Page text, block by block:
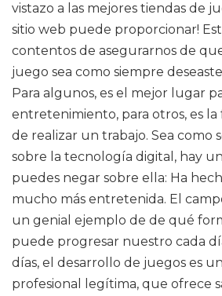
vistazo a las mejores tiendas de
sitio web puede proporcionar!
contentos de asegurarnos de
juego sea como siempre
Para algunos, es el mejor lugar
entretenimiento, para otros, es la
de realizar un trabajo. Sea como
sobre la tecnología digital, hay
puedes negar sobre ella: Ha
mucho más entretenida. El
un genial ejemplo de de qué
puede progresar nuestro cada
días, el desarrollo de juegos es
profesional legítima, que ofrece